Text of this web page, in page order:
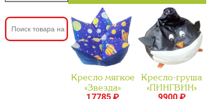
Кресло мягкое
«Звезда»
Кресло-груша
«ПИНГВИН»